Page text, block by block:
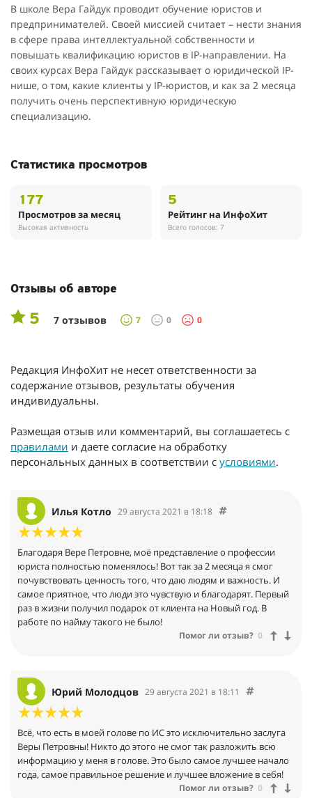
В школе Вера Гайдук проводит обучение юристов и
предпринимателей. Своей миссией считает – нести знания
в сфере права интеллектуальной собственности и
повышать квалификацию юристов в IP-направлении. На
своих курсах Вера Гайдук рассказывает о юридической IP-
нише, о том, какие клиенты у IP-юристов, и как за 2 месяца
получить очень перспективную юридическую
специализацию.
Статистика просмотров
177
Просмотров за месяц
Высокая активность
5
Рейтинг на ИнфоХит
Всего голосов: 7
Отзывы об авторе
5 7 отзывов 7 0 0
Редакция ИнфоХит не несет ответственности за
содержание отзывов, результаты обучения
индивидуальны.
Размещая отзыв или комментарий, вы соглашаетесь с
правилами и даете согласие на обработку
персональных данных в соответствии с условиями.
Илья Котло 29 августа 2021 в 18:18
Благодаря Вере Петровне, моё представление о профессии
юриста полностью поменялось! Вот так за 2 месяца я смог
почувствовать ценность того, что даю людям и важность. И
самое приятное, что люди это чувствую и благодарят. Первый
раз в жизни получил подарок от клиента на Новый год. В
работе по найму такого не было!
Помог ли отзыв? 0
Юрий Молодцов 29 августа 2021 в 18:11
Всё, что есть в моей голове по ИС это исключительно заслуга
Веры Петровны! Никто до этого не смог так разложить всю
информацию у меня в голове. Это было самое лучшее начало
года, самое правильное решение и лучшее вложение в себя!
Помог ли отзыв? 0